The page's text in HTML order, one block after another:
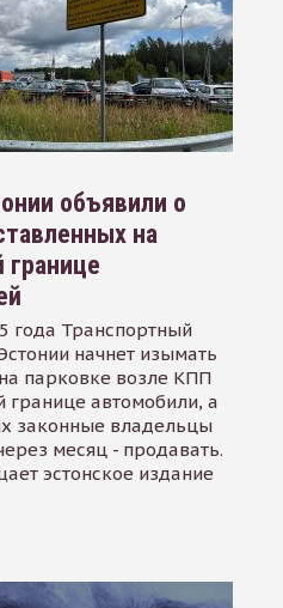
объявили о
на
границе
года Транспортный
начнет изымать
парковке возле КПП
границе автомобили, а
законные владельцы
месяц - продавать.
эстонское издание